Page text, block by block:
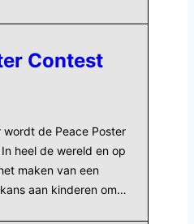
Contest
wordt de Peace Poster
heel de wereld en op
maken van een
aan kinderen om…